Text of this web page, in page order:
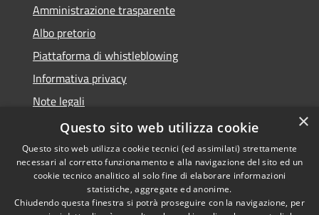
Amministrazione trasparente
Albo pretorio
Piattaforma di whistleblowing
Informativa privacy
Note legali
Dichiarazione di accessibilità
RSS
© 2022 • Comune di Santa
×
Questo sito web utilizza cookie
Questo sito web utilizza cookie tecnici (ed assimilati) strettamente
necessari al corretto funzionamento e alla navigazione del sito ed un
cookie tecnico analitico al solo fine di elaborare informazioni
statistiche, aggregate ed anonime.
Chiudendo questa finestra si potrà proseguire con la navigazione, per